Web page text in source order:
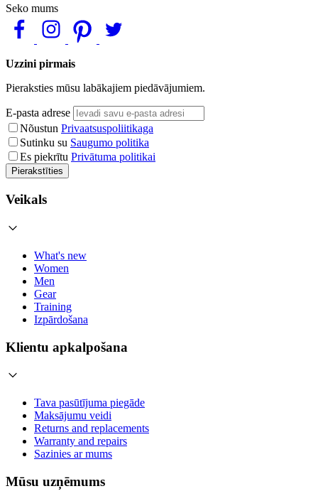
Seko mums
Uzzini pirmais
Pieraksties mūsu labākajiem piedāvājumiem.
E-pasta adrese
Nõustun Privaatsuspoliitikaga
Sutinku su Saugumo politika
Es piekrītu Privātuma politikai
Pierakstīties
Veikals
What's new
Women
Men
Gear
Training
Izpārdošana
Klientu apkalpošana
Tava pasūtījuma piegāde
Maksājumu veidi
Returns and replacements
Warranty and repairs
Sazinies ar mums
Mūsu uzņēmums